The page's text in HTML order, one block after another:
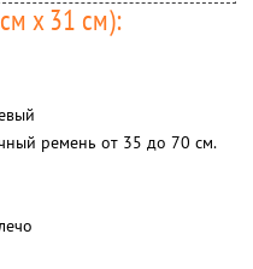
x 31 см):
ремень от 35 до 70 см.